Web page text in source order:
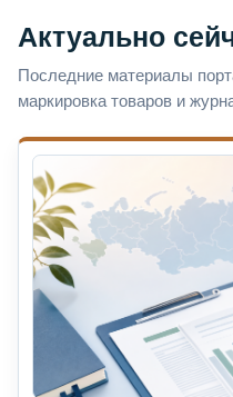
Актуально
Последние материалы
маркировка товаров и